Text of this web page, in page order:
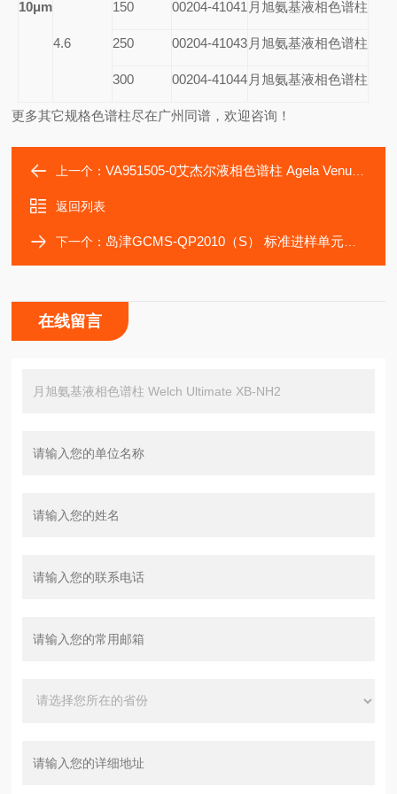
10μm
4.6
150 00204-41041 月旭氨基液相色谱柱
250 00204-41043 月旭氨基液相色谱柱
300 00204-41044 月旭氨基液相色谱柱
更多其它规格色谱柱尽在广州同谱，欢迎咨询！
上一个：VA951505-0艾杰尔液相色谱柱 Agela Venusil MP C18
返回列表
下一个： 岛津GCMS-QP2010（S） 标准进样单元备件
在线留言